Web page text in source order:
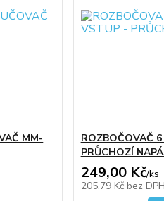
MM-
ROZBOČOVAČ
PRŮCHOZÍ
249,00 Kč/ks
205,79 Kč bez DPH